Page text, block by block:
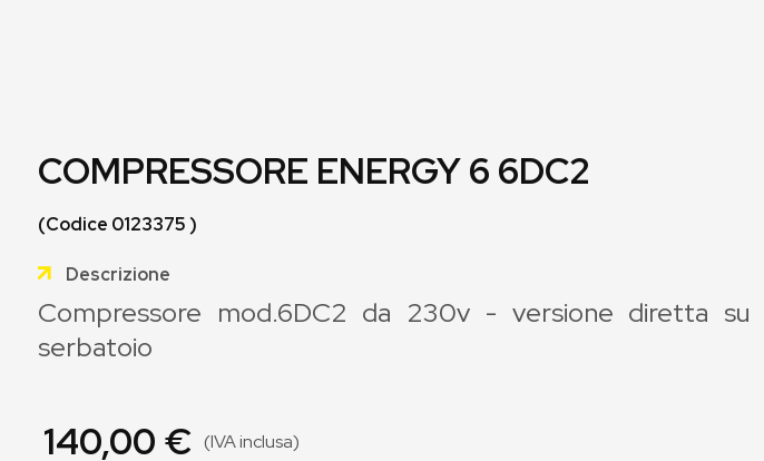
COMPRESSORE ENERGY 6 6DC2
(Codice 0123375 )
Descrizione
Compressore mod.6DC2 da 230v - versione diretta su
serbatoio
140,00 € (IVA inclusa)